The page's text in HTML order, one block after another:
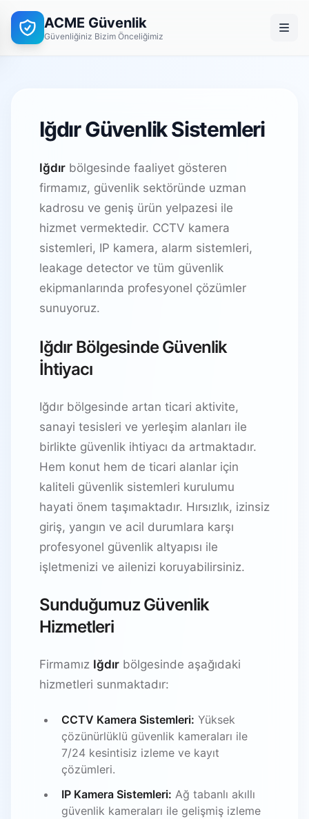
ACME Güvenlik
Güvenliğiniz Bizim Önceliğimiz
Iğdır Güvenlik Sistemleri
Iğdır bölgesinde faaliyet gösteren
firmamız, güvenlik sektöründe uzman
kadrosu ve geniş ürün yelpazesi ile
hizmet vermektedir. CCTV kamera
sistemleri, IP kamera, alarm sistemleri,
leakage detector ve tüm güvenlik
ekipmanlarında profesyonel çözümler
sunuyoruz.
Iğdır Bölgesinde Güvenlik
İhtiyacı
Iğdır bölgesinde artan ticari aktivite,
sanayi tesisleri ve yerleşim alanları ile
birlikte güvenlik ihtiyacı da artmaktadır.
Hem konut hem de ticari alanlar için
kaliteli güvenlik sistemleri kurulumu
hayati önem taşımaktadır. Hırsızlık, izinsiz
giriş, yangın ve acil durumlara karşı
profesyonel güvenlik altyapısı ile
işletmenizi ve ailenizi koruyabilirsiniz.
Sunduğumuz Güvenlik
Hizmetleri
Firmamız Iğdır bölgesinde aşağıdaki
hizmetleri sunmaktadır:
CCTV Kamera Sistemleri: Yüksek
çözünürlüklü güvenlik kameraları ile
7/24 kesintisiz izleme ve kayıt
çözümleri.
IP Kamera Sistemleri: Ağ tabanlı akıllı
güvenlik kameraları ile gelişmiş izleme